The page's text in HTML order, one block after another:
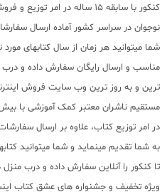
کنکور با سابقه 15 ساله در
نوجوان در سراسر کشور آماده ارسال
شما میتوانید هر زمان از سال کتابهای
مناسب و ارسال رایگان سفارش داده و
ترین و به روز ترین وب سایت فروش
در امر توزیع کتاب، علاوه بر ارسال
به شما تقدیم مینماید و شما میتوانید
تا کنکور را آنلاین سفارش داده و درب منزل
ویژه تخفیف و جشنواره های عشق کتاب